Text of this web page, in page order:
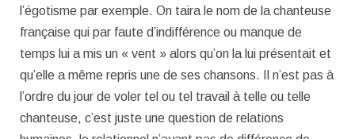
l’égotisme par exemple. On taira le nom de la chanteuse
française qui par faute d’indifférence ou manque de
temps lui a mis un « vent » alors qu’on la lui présentait et
qu’elle a même repris une de ses chansons. Il n’est pas à
l’ordre du jour de voler tel ou tel travail à telle ou telle
chanteuse, c’est juste une question de relations